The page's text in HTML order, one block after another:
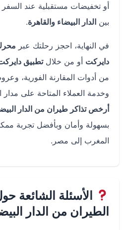
أو تخفيضات مستقبلية عند السفر على
الدار البيضاء والقاهرة.
في النهاية، احجز رحلتك عبرمحرك
دايركتأو من خلال تطبيق دايركتعلى
من أدوات المقارنة الفورية، وعروض
وخدمة العملاء المتاحة على مدار
أرخص تذاكر طيران من الدار البيضاء
بسهولة وأمان وبأفضل تجربة ممكنة
المغرب إلى مصر.
الأسئلة الشائعة حول
الطيران من الدار البيضاء